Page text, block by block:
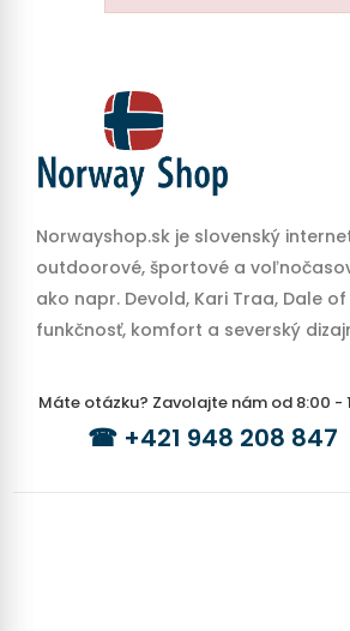
Norwayshop.sk je slovenský
outdoorové, športové a
ako napr. Devold, Kari Traa, Dale
funkčnosť, komfort a severský
Máte otázku? Zavolajte nám od 8:00 -
☎ +421 948 208 847